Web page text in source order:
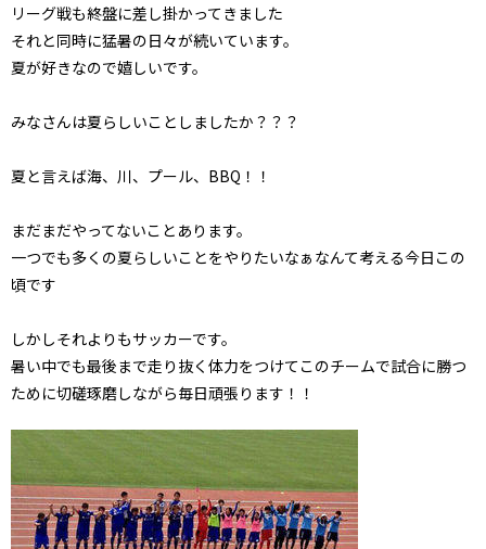
リーグ戦も終盤に差し掛かってきました
それと同時に猛暑の日々が続いています。
夏が好きなので嬉しいです。
みなさんは夏らしいことしましたか？？？
夏と言えば海、川、プール、BBQ！！
まだまだやってないことあります。
一つでも多くの夏らしいことをやりたいなぁなんて考える今日この
頃です
しかしそれよりもサッカーです。
暑い中でも最後まで走り抜く体力をつけてこのチームで試合に勝つ
ために切磋琢磨しながら毎日頑張ります！！